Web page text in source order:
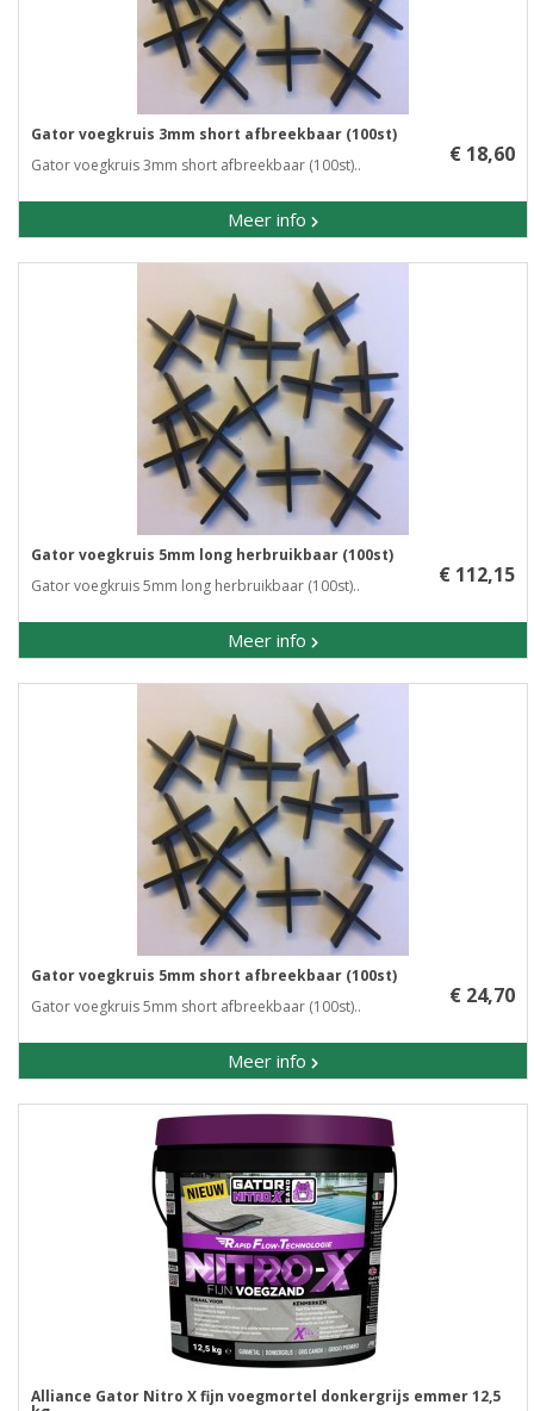
Gator voegkruis 3mm short afbreekbaar (100st)
Gator voegkruis 3mm short afbreekbaar (100st)..
Meer info
€ 18,60
Gator voegkruis 5mm long herbruikbaar (100st)
Gator voegkruis 5mm long herbruikbaar (100st)..
Meer info
€ 112,15
Gator voegkruis 5mm short afbreekbaar (100st)
Gator voegkruis 5mm short afbreekbaar (100st)..
Meer info
€ 24,70
Alliance Gator Nitro X fijn voegmortel donkergrijs emmer 12,5